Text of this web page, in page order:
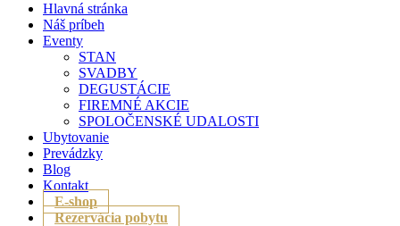
Hlavná stránka
Náš príbeh
Eventy
STAN
SVADBY
DEGUSTÁCIE
FIREMNÉ AKCIE
SPOLOČENSKÉ UDALOSTI
Ubytovanie
Prevádzky
Blog
Kontakt
E-shop
Rezervácia pobytu